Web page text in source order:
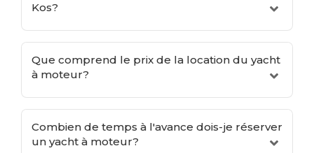
Kos?
Que comprend le prix de la location du yacht
à moteur?
Combien de temps à l'avance dois-je réserver
un yacht à moteur?